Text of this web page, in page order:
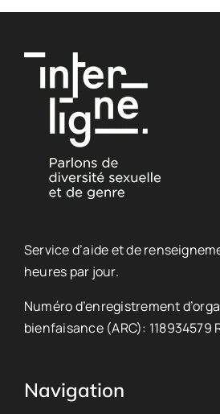
Service d’aide et de
heures par jour.
Numéro d’enregistrement
bienfaisance (ARC): 118934579
Navigation